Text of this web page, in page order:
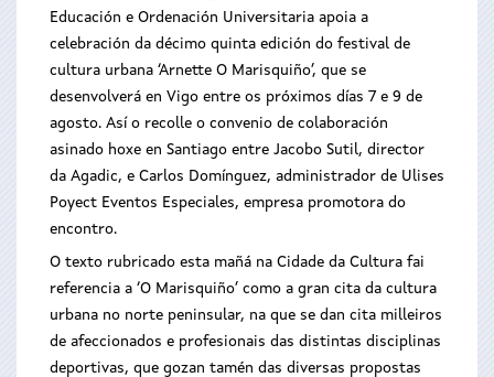
Educación e Ordenación Universitaria apoia a
celebración da décimo quinta edición do festival de
cultura urbana ‘Arnette O Marisquiño’, que se
desenvolverá en Vigo entre os próximos días 7 e 9 de
agosto. Así o recolle o convenio de colaboración
asinado hoxe en Santiago entre Jacobo Sutil, director
da Agadic, e Carlos Domínguez, administrador de Ulises
Poyect Eventos Especiales, empresa promotora do
encontro.
O texto rubricado esta mañá na Cidade da Cultura fai
referencia a ‘O Marisquiño’ como a gran cita da cultura
urbana no norte peninsular, na que se dan cita milleiros
de afeccionados e profesionais das distintas disciplinas
deportivas, que gozan tamén das diversas propostas